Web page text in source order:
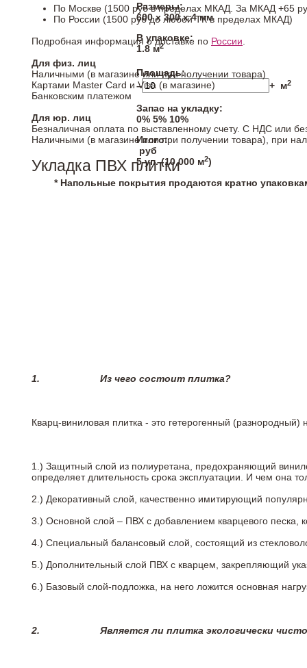
Размеры:
600 х 300 х 4 мм
В упаковке:
1.8 м2
Площадь:
–
+ м2
Запас на укладку:
0% 5% 10%
Итого:
руб
5уп. (10,000 м2)
* Напольные покрытия продаются кратно
По Москве (1500 руб в пределах МКАД. За МКАД +65
По России (1500 руб до любой ТК в пределах МКАД)
Подробная информация о доставке по России.
Для физ. лиц
Наличными (в магазине или при получении товара)
Картами Master Card и Visa (в магазине)
Банковским платежом
Для юр. лиц
Безналичная оплата по выставленному счету. С НДС или
Наличными (в магазине или при получении товара), при
Укладка ПВХ плитки
1. Из чего состоит плитка?
Кварц-виниловая плитка - это гетерогенный
1.) Защитный слой из полиуретана, предохраняющий
определяет длительность срока эксплуатации. И чем она
2.) Декоративный слой, качественно имитирующий
3.) Основной слой – ПВХ с добавлением кварцевого песка,
4.) Специальный балансовый слой, состоящий из
5.) Дополнительный слой ПВХ с кварцем, закрепляющий
6.) Базовый слой-подложка, на него ложится основная
2. Является ли плитка экологически